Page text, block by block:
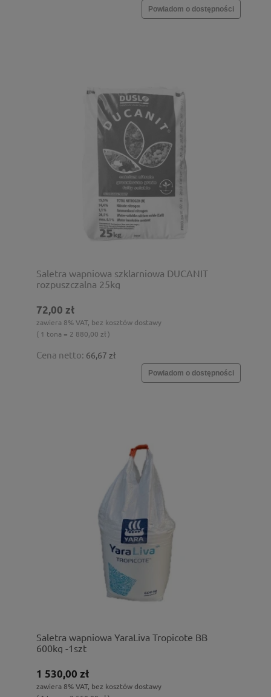
Powiadom o dostępności
Saletra wapniowa szklarniowa DUCANIT
rozpuszczalna 25kg
72,00 zł
zawiera 8% VAT, bez kosztów dostawy
( 1 tona = 2 880,00 zł )
Cena netto: 66,67 zł
Powiadom o dostępności
Saletra wapniowa YaraLiva Tropicote BB
600kg -1szt
1 530,00 zł
zawiera 8% VAT, bez kosztów dostawy